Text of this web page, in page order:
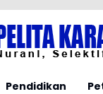
Pendidikan